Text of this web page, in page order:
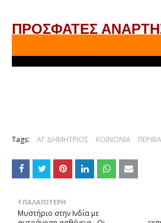
ΠΡΟΣΦΑΤΕΣ
Tags: ΑΓ ΔΗΜΗΤΡΙΟΣ ΚΟΙΝΩΝΙΑ
ΠΑΛΑΙΌΤΕΡΗ
Μυστήριο στην Ινδία με